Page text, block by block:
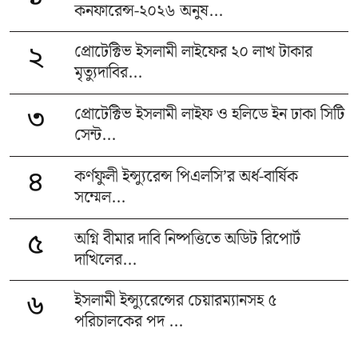
কনফারেন্স-২০২৬ অনুষ...
২
প্রোটেক্টিভ ইসলামী লাইফের ২০ লাখ টাকার
মৃত্যুদাবির...
৩
প্রোটেক্টিভ ইসলামী লাইফ ও হলিডে ইন ঢাকা সিটি
সেন্ট...
৪
কর্ণফুলী ইন্স্যুরেন্স পিএলসি’র অর্ধ-বার্ষিক
সম্মেল...
৫
অগ্নি বীমার দাবি নিষ্পত্তিতে অডিট রিপোর্ট
দাখিলের...
৬
ইসলামী ইন্স্যুরেন্সের চেয়ারম্যানসহ ৫
পরিচালকের পদ ...